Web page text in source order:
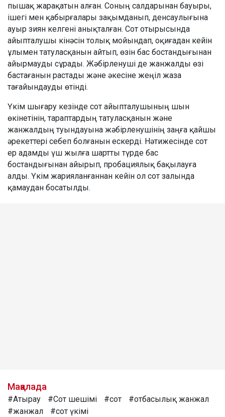
пышақ жарақатын алған. Соның салдарынан бауыры,
ішегі мен қабырғалары зақымданып, денсаулығына
ауыр зиян келгені анықталған. Сот отырысында
айыпталушы кінәсін толық мойындап, оқиғадан кейін
ұлымен татуласқанын айтып, өзін бас бостандығынан
айырмауды сұрады. Жәбірленуші де жанжалды өзі
бастағанын растады және әкесіне жеңіл жаза
тағайындауды өтінді.
Үкім шығару кезінде сот айыпталушының шын
өкінетінін, тараптардың татуласқанын және
жанжалдың туындауына жәбірленушінің заңға қайшы
әрекеттері себеп болғанын ескерді. Нәтижесінде сот
ер адамды үш жылға шартты түрде бас
бостандығынан айырып, пробациялық бақылауға
алды. Үкім жарияланғаннан кейін ол сот залында
қамаудан босатылды.
Мақалада
#Атырау #Сот шешімі #сот
#отбасылық жанжал
#жанжал
#сот үкімі